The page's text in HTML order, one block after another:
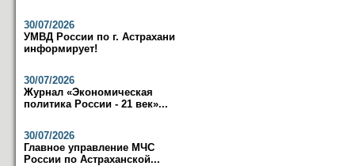
30/07/2026
УМВД России по г. Астрахани
информирует!
30/07/2026
Журнал «Экономическая
политика России - 21 век»...
30/07/2026
Главное управление МЧС
России по Астраханской...